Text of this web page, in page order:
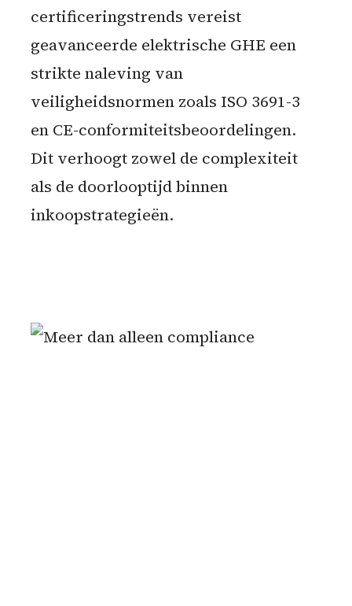
certificeringstrends vereist
geavanceerde elektrische GHE een
strikte naleving van
veiligheidsnormen zoals ISO 3691-3
en CE-conformiteitsbeoordelingen.
Dit verhoogt zowel de complexiteit
als de doorlooptijd binnen
inkoopstrategieën.